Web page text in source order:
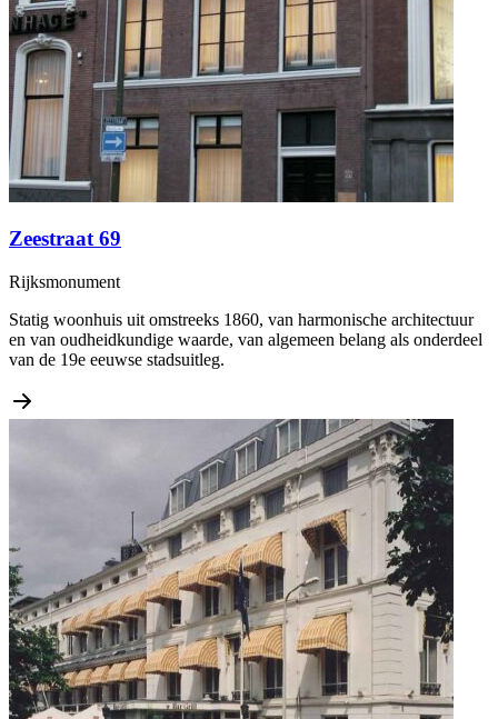
Zeestraat 69
Rijksmonument
Statig woonhuis uit omstreeks 1860, van harmonische architectuur
en van oudheidkundige waarde, van algemeen belang als onderdeel
van de 19e eeuwse stadsuitleg.